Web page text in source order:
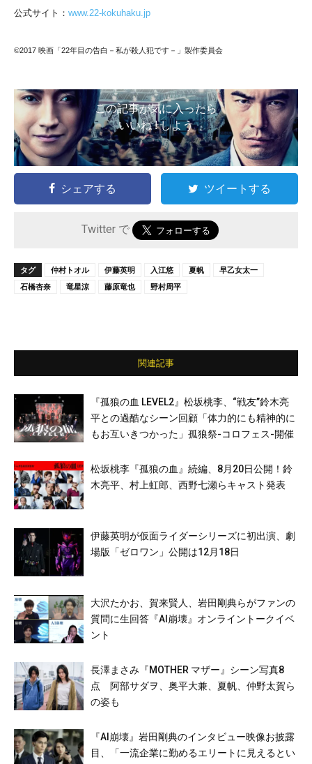
公式サイト： www.22-kokuhaku.jp
©2017 映画「22年目の告白－私が殺人犯です－」製作委員会
この記事が気に入ったら
いいね ! しよう
シェアする ツイートする
Twitter で
タグ 仲村トオル 伊藤英明 入江悠 夏帆
早乙女太一
石橋杏奈
竜星涼 藤原竜也 野村周平
関連記事
『孤狼の血 LEVEL2』松坂桃李、“戦友”鈴木亮
平との過酷なシーン回顧「体力的にも精神的に
もお互いきつかった」孤狼祭-コロフェス-開催
松坂桃李『孤狼の血』続編、8月20日公開！鈴
木亮平、村上虹郎、西野七瀬らキャスト発表
伊藤英明が仮面ライダーシリーズに初出演、劇
場版「ゼロワン」公開は12月18日
大沢たかお、賀来賢人、岩田剛典らがファンの
質問に生回答『AI崩壊』オンライントークイベ
ント
長澤まさみ『MOTHER マザー』シーン写真8
点 阿部サダヲ、奥平大兼、夏帆、仲野太賀ら
の姿も
『AI崩壊』岩田剛典のインタビュー映像お披露
目、「一流企業に勤めるエリートに見えるとい